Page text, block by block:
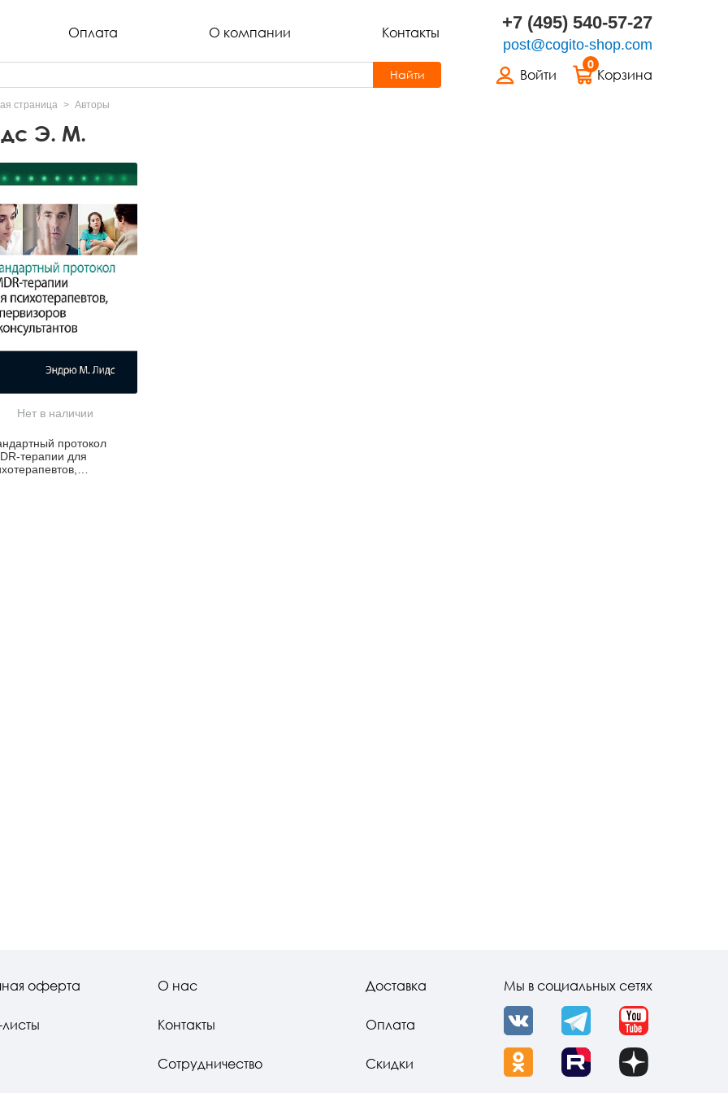
Оплата О компании Контакты +7 (495) 540-57-27
post@cogito-shop.com
Войти
0
Корзина
Найти
страница Авторы
Э. М.
Нет в наличии
протокол
терапии для
оферта О нас
Контакты
Сотрудничество
Доставка
Оплата
Скидки
Мы в социальных сетях
VK Telegram YouTube
OK Rutube Dzen